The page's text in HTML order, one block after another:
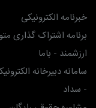
خبرنامه الکترونیکی
برنامه اشتراک گذاری
ارزشمند - باما
سامانه دبیرخانه
- سداد